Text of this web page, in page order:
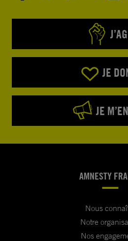
JE
JE
AMNESTY
Nous
Notre
Nos